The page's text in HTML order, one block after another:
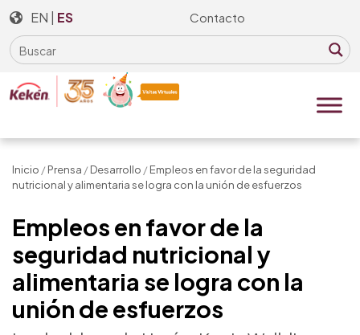
Skip
to
the
content
EN ES Contacto
Inicio /Prensa /Desarrollo /Empleos en favor de la seguridad
nutricional y alimentaria se logra con la unión de esfuerzos
Empleos en favor de la
seguridad nutricional y
alimentaria se logra con la
unión de esfuerzos